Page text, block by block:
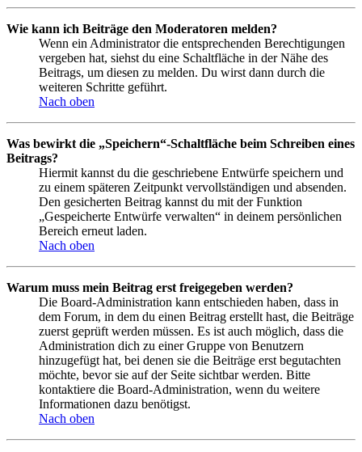
Wie kann ich Beiträge den Moderatoren melden?
Wenn ein Administrator die entsprechenden Berechtigungen
vergeben hat, siehst du eine Schaltfläche in der Nähe des
Beitrags, um diesen zu melden. Du wirst dann durch die
weiteren Schritte geführt.
Nach oben
Was bewirkt die „Speichern“-Schaltfläche beim Schreiben eines
Beitrags?
Hiermit kannst du die geschriebene Entwürfe speichern und
zu einem späteren Zeitpunkt vervollständigen und absenden.
Den gesicherten Beitrag kannst du mit der Funktion
„Gespeicherte Entwürfe verwalten“ in deinem persönlichen
Bereich erneut laden.
Nach oben
Warum muss mein Beitrag erst freigegeben werden?
Die Board-Administration kann entschieden haben, dass in
dem Forum, in dem du einen Beitrag erstellt hast, die Beiträge
zuerst geprüft werden müssen. Es ist auch möglich, dass die
Administration dich zu einer Gruppe von Benutzern
hinzugefügt hat, bei denen sie die Beiträge erst begutachten
möchte, bevor sie auf der Seite sichtbar werden. Bitte
kontaktiere die Board-Administration, wenn du weitere
Informationen dazu benötigst.
Nach oben